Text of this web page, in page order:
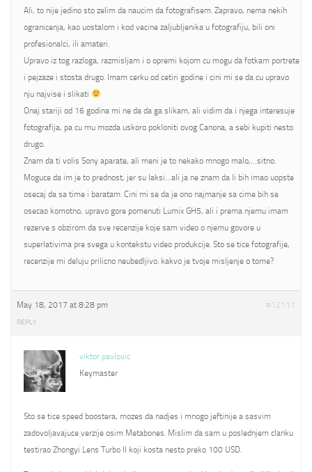
Ali, to nije jedino sto zelim da naucim da fotografisem. Zapravo, nema nekih
ogranicenja, kao uostalom i kod vecine zaljubljenika u fotografiju, bili oni
profesionalci, ili amateri.
Upravo iz tog razloga, razmisljam i o opremi kojom cu mogu da fotkam portrete
i pejzaze i stosta drugo. Imam cerku od cetiri godine i cini mi se da cu upravo
nju najvise i slikati
Onaj stariji od 16 godina mi ne da da ga slikam, ali vidim da i njega interesuje
fotografija, pa cu mu mozda uskoro pokloniti ovog Canona, a sebi kupiti nesto
drugo.
Znam da ti volis Sony aparate, ali meni je to nekako mnogo malo,…sitno.
Moguce da im je to prednost, jer su laksi…ali ja ne znam da li bih imao uopste
osecaj da sa time i baratam. Cini mi se da je ono najmanje sa cime bih se
osecao komotno, upravo gore pomenuti Lumix GH5, ali i prema njemu imam
rezerve s obzirom da sve recenzije koje sam video o njemu govore u
superlativima pre svega u kontekstu video produkcije. Sto se tice fotografije,
recenzije mi deluju prilicno neubedljivo. kakvo je tvoje misljenje o tome?
May 18, 2017 at 8:28 pm #12111
REPLY
viktor pavlovic
Keymaster
Sto se tice speed boostera, mozes da nadjes i mnogo jeftinije a sasvim
zadovoljavajuce verzije osim Metabones. Mislim da sam u poslednjem clanku
testirao Zhongyi Lens Turbo II koji kosta nesto preko 100 USD.